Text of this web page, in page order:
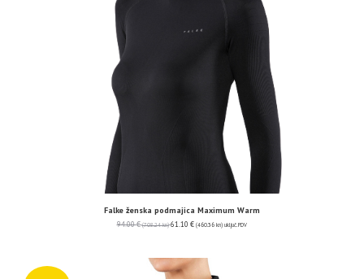
Falke ženska podmajica Maximum Warm
94.00€ (708.24 kn) 61.10 € (460.36 kn) uključ. PDV